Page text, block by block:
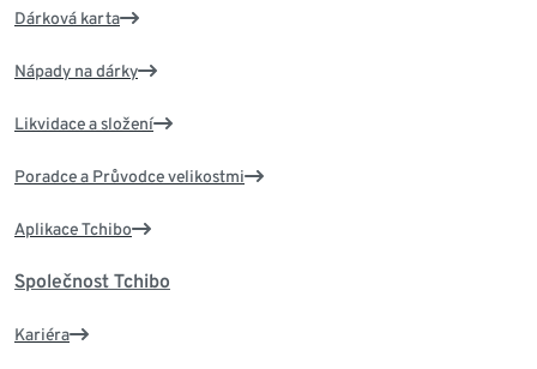
Dárková karta
Nápady na dárky
Likvidace a složení
Poradce a Průvodce velikostmi
Aplikace Tchibo
Společnost Tchibo
Kariéra